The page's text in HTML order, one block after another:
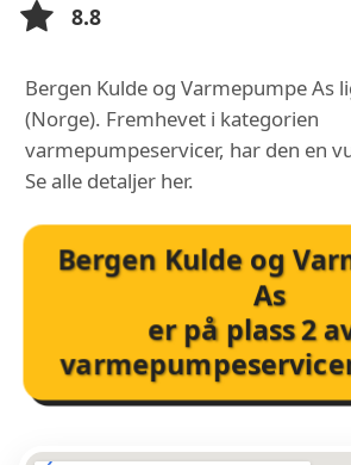
8.8
Bergen Kulde og Varmepumpe As
(Norge). Fremhevet i kategorien
varmepumpeservicer, har den en
Se alle detaljer her.
Bergen Kulde og
As
er på plass2